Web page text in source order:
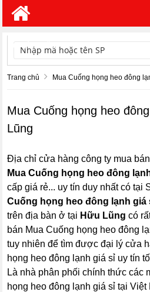
TÌM KIẾM
Trang chủ Mua Cuống họng heo đông
Mua Cuống họng heo
Lũng
Địa chỉ cửa hàng công ty mua
Mua Cuống họng heo đông
cấp giá rẻ... uy tín duy nhất có tại
Cuống họng heo đông lạnh giá
trên địa bàn ở tại Hữu Lũng có
bán Mua Cuống họng heo đông
tuy nhiên để tìm được đại lý cửa
họng heo đông lạnh giá sỉ uy tín
Là nhà phân phối chính thức các
họng heo đông lạnh giá sỉ tại